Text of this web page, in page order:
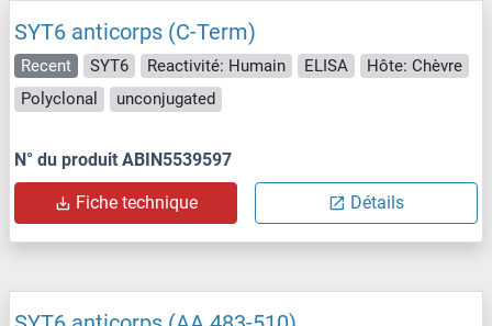
SYT6 anticorps (C-Term)
Recent SYT6 Reactivité: Humain ELISA
Hôte: Chèvre
Polyclonal
unconjugated
N° du produit ABIN5539597
Fiche technique Détails